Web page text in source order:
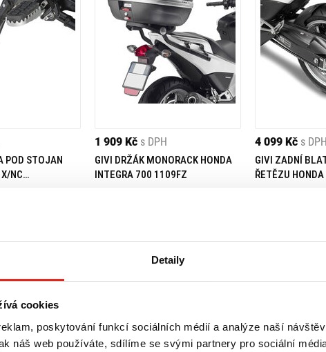
Detaily
cookies
poskytování funkcí sociálních médií a analýze naší
náš web používáte, sdílíme se svými partnery pro sociální
POD STOJAN
NC
1 909 Kč s DPH
GIVI DRŽÁK MONORACK HONDA
INTEGRA 700 1109FZ
Koupit
4 099 Kč s DPH
GIVI ZADNÍ
ŘETĚZU
Koupit